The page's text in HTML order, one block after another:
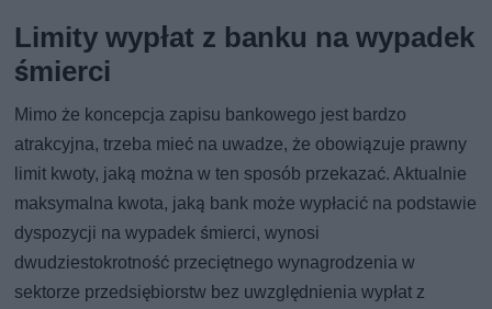
Limity wypłat z banku na wypadek
śmierci
Mimo że koncepcja zapisu bankowego jest bardzo
atrakcyjna, trzeba mieć na uwadze, że obowiązuje prawny
limit kwoty, jaką można w ten sposób przekazać. Aktualnie
maksymalna kwota, jaką bank może wypłacić na podstawie
dyspozycji na wypadek śmierci, wynosi
dwudziestokrotność przeciętnego wynagrodzenia w
sektorze przedsiębiorstw bez uwzględnienia wypłat z